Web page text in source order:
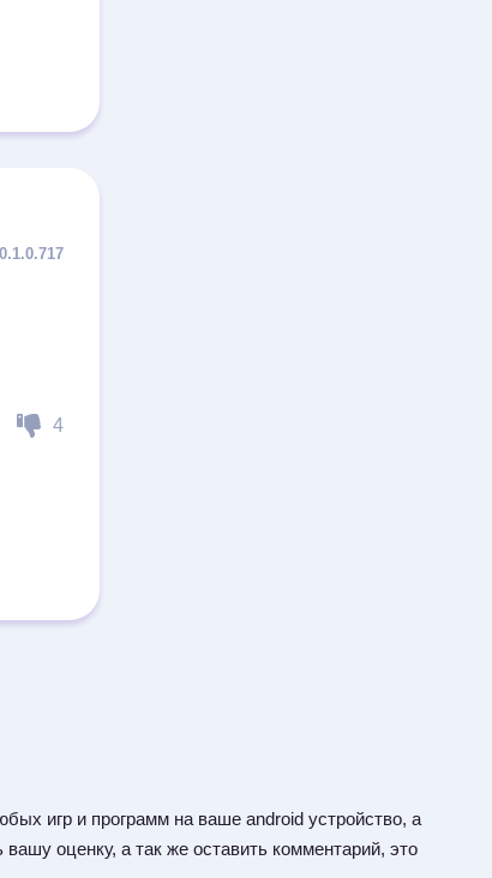
4
игр и программ на ваше android устройство, а
оценку, а так же оставить комментарий, это